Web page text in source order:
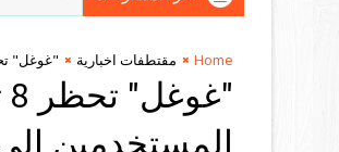
Home مقتطفات اخبارية "غوغل" تحظر 8 تطبيقات أندرويد خطيرة والخبراء يدعون